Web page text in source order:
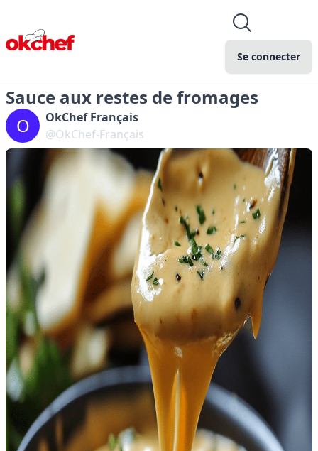
Se connecter
Sauce aux restes de fromages
O
OkChef Français
@OkChef-Français